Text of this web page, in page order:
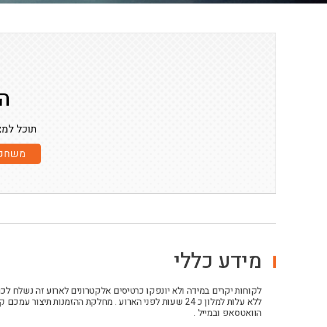
תוכל
מידע כללי
לקוחות יקרים במידה ולא יונפקו כרטיסים אלקטרונים לארוע זה נשלח
ללא עלות למלון כ 24 שעות לפני הארוע . מחלקת ההזמנות תיצור
הוואטסאפ ובמייל .